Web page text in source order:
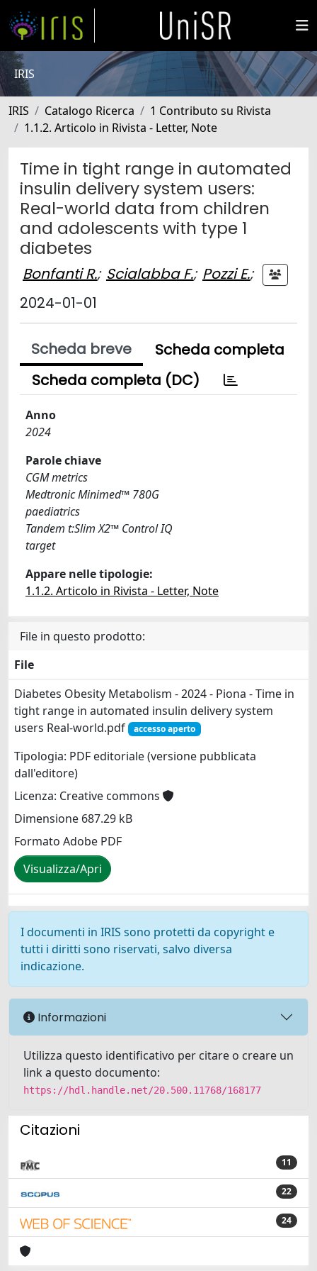
IRIS
IRIS Catalogo Ricerca
1 Contributo su Rivista
1.1.2. Articolo in Rivista - Letter, Note
Time in tight range in automated
insulin delivery system users:
Real-world data from children
and adolescents with type 1
diabetes
Bonfanti R.; Scialabba F.; Pozzi E.;
2024-01-01
Scheda breve
Scheda completa
Scheda completa (DC)
Anno
2024
Parole chiave
CGM metrics
Medtronic Minimed™ 780G
paediatrics
Tandem t:Slim X2™ Control IQ
target
Appare nelle tipologie:
1.1.2. Articolo in Rivista - Letter, Note
File in questo prodotto:
File
Diabetes Obesity Metabolism - 2024 - Piona - Time in
tight range in automated insulin delivery system
users Real‐world.pdf
accesso aperto
Tipologia: PDF editoriale (versione pubblicata
dall'editore)
Licenza: Creative commons
Dimensione 687.29 kB
Formato Adobe PDF
Visualizza/Apri
I documenti in IRIS sono protetti da copyright e
tutti i diritti sono riservati, salvo diversa
indicazione.
Informazioni
Utilizza questo identificativo per citare o creare un
link a questo documento:
https://hdl.handle.net/20.500.11768/168177
Citazioni
11
22
24